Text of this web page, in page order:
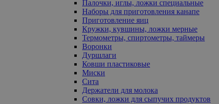
Палочки, иглы, ложки специальные
Наборы для приготовления канапе
Приготовление яиц
Кружки, кувшины, ложки мерные
Термометры, спиртометры, таймеры
Воронки
Дуршлаги
Ковши пластиковые
Миски
Сита
Держатели для молока
Совки, ложки для сыпучих продуктов